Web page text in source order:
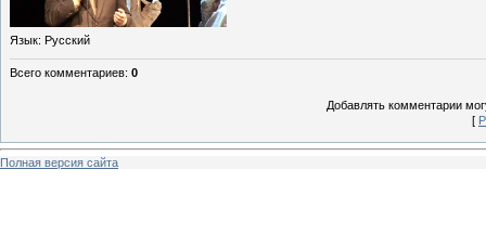
Язык: Русский
Всего комментариев: 0
Добавлять комментарии
[
Полная версия сайта